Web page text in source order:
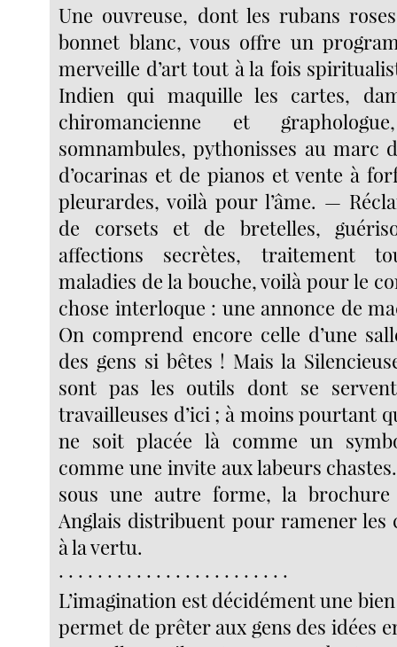
Une ouvreuse, dont les rubans
bonnet blanc, vous offre un
merveille d’art tout à la fois
Indien qui maquille les cartes,
chiromancienne et
somnambules, pythonisses au marc
d’ocarinas et de pianos et vente à
pleurardes, voilà pour l’âme. —
de corsets et de bretelles,
affections secrètes, traitement
maladies de la bouche, voilà pour le
chose interloque : une annonce de
On comprend encore celle d’une
des gens si bêtes ! Mais la
sont pas les outils dont se
travailleuses d’ici ; à moins pourtant
ne soit placée là comme un
comme une invite aux labeurs
sous une autre forme, la
Anglais distribuent pour ramener les
à la vertu.
· · · · · · · · · · · · · · · · · · · · · · · ·
L’imagination est décidément une
permet de prêter aux gens des idées